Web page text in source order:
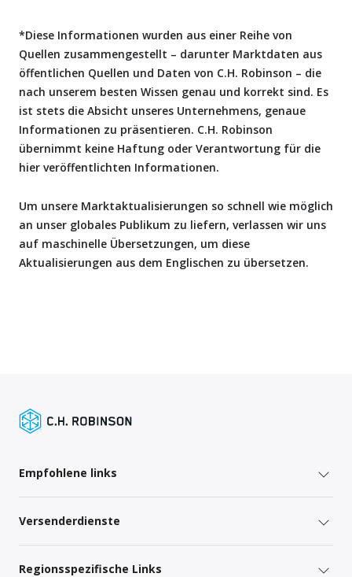
*Diese Informationen wurden aus einer Reihe von
Quellen zusammengestellt – darunter Marktdaten aus
öffentlichen Quellen und Daten von C.H. Robinson – die
nach unserem besten Wissen genau und korrekt sind. Es
ist stets die Absicht unseres Unternehmens, genaue
Informationen zu präsentieren. C.H. Robinson
übernimmt keine Haftung oder Verantwortung für die
hier veröffentlichten Informationen.
Um unsere Marktaktualisierungen so schnell wie möglich
an unser globales Publikum zu liefern, verlassen wir uns
auf maschinelle Übersetzungen, um diese
Aktualisierungen aus dem Englischen zu übersetzen.
Empfohlene links
Versenderdienste
Regionsspezifische Links